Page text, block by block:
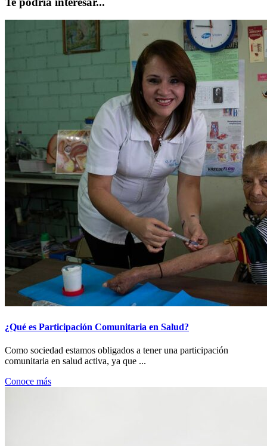
¿Qué es Participación Comunitaria en Salud?
Como sociedad estamos obligados a tener una participación
comunitaria en salud activa, ya que ...
Conoce más